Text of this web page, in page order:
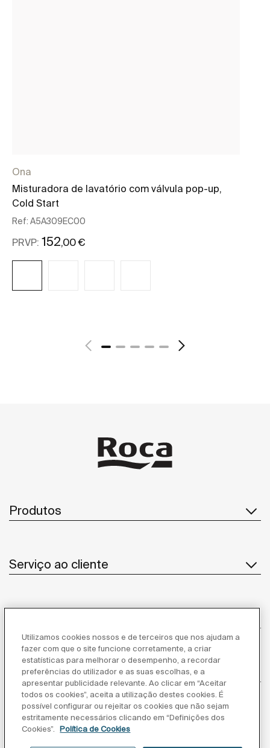
Ona
Misturadora de lavatório com válvula pop-up,
Cold Start
Ref: A5A309EC00
PRVP: 152 ,00 €
Produtos
Serviço ao cliente
Inspiração
Siga-nos
Utilizamos cookies nossos e de terceiros que nos ajudam a
fazer com que o site funcione corretamente, a criar
estatísticas para melhorar o desempenho, a recordar
preferências do utilizador e as suas escolhas, e a
apresentar publicidade relevante. Ao clicar em “Aceitar
todos os cookies”, aceita a utilização destes cookies. É
possível configurar ou rejeitar os cookies que não sejam
estritamente necessários clicando em “Definições dos
Cookies”.
Política de Cookies